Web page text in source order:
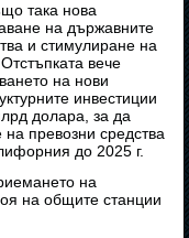
така нова
на държавните
и стимулиране на
вече
на нови
инвестиции
долара, за да
превозни средства
до 2025 г.
на
на общите станции